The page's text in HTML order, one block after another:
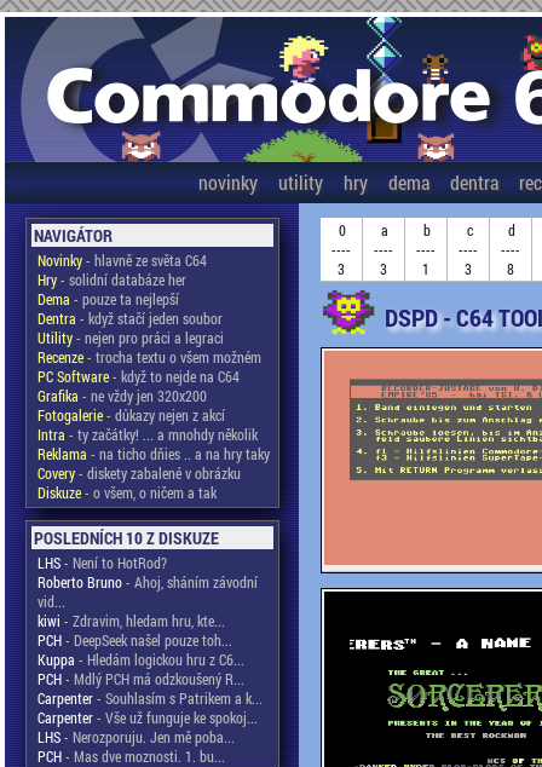
novinky utility hry dema dentra
NAVIGÁTOR
Novinky- hlavně ze světa C64
Hry- solidní databáze her
Dema - pouze ta nejlepší
Dentra - když stačí jeden soubor
Utility- nejen pro práci a legraci
Recenze- trocha textu o všem možném
PC Software- když to nejde na C64
Grafika - ne vždy jen 320x200
Fotogalerie- důkazy nejen z akcí
Intra - ty začátky! ... a mnohdy několik
Reklama - na ticho dňies .. a na hry taky
Covery- diskety zabalené v obrázku
Diskuze- o všem, o ničem a tak
POSLEDNÍCH 10 Z DISKUZE
LHS- Není to HotRod?
Roberto Bruno- Ahoj, sháním závodní
vid...
kiwi - Zdravim, hledam hru, kte...
PCH- DeepSeek našel pouze toh...
Kuppa - Hledám logickou hru z C6...
PCH- Mdlý PCH má odzkoušený R...
Carpenter- Souhlasím s Patrikem a k...
Carpenter- Vše už funguje ke spokoj...
LHS- Nerozporuju. Jen mě poba...
PCH- Mas dve moznosti. 1. bu...
0
----
3
a
----
3
b
----
1
c
----
3
d
----
8
DSPD - C64